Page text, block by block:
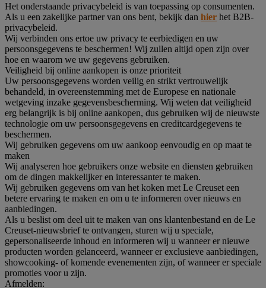
Het onderstaande privacybeleid is van toepassing op consumenten.
Als u een zakelijke partner van ons bent, bekijk dan hier het B2B-
privacybeleid.
Wij verbinden ons ertoe uw privacy te eerbiedigen en uw
persoonsgegevens te beschermen! Wij zullen altijd open zijn over
hoe en waarom we uw gegevens gebruiken.
Veiligheid bij online aankopen is onze prioriteit
Uw persoonsgegevens worden veilig en strikt vertrouwelijk
behandeld, in overeenstemming met de Europese en nationale
wetgeving inzake gegevensbescherming. Wij weten dat veiligheid
erg belangrijk is bij online aankopen, dus gebruiken wij de nieuwste
technologie om uw persoonsgegevens en creditcardgegevens te
beschermen.
Wij gebruiken gegevens om uw aankoop eenvoudig en op maat te
maken
Wij analyseren hoe gebruikers onze website en diensten gebruiken
om de dingen makkelijker en interessanter te maken.
Wij gebruiken gegevens om van het koken met Le Creuset een
betere ervaring te maken en om u te informeren over nieuws en
aanbiedingen.
Als u beslist om deel uit te maken van ons klantenbestand en de Le
Creuset-nieuwsbrief te ontvangen, sturen wij u speciale,
gepersonaliseerde inhoud en informeren wij u wanneer er nieuwe
producten worden gelanceerd, wanneer er exclusieve aanbiedingen,
showcooking- of komende evenementen zijn, of wanneer er speciale
promoties voor u zijn.
Afmelden: